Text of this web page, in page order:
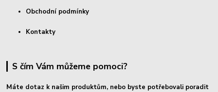
Obchodní podmínky
Kontakty
S čím Vám můžeme pomoci?
Máte dotaz k našim produktům, nebo byste potřebovali poradit